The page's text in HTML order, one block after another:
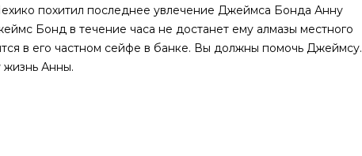
похитил последнее увлечение Джеймса Бонда Анну
Бонд в течение часа не достанет ему алмазы местного
в его частном сейфе в банке. Вы должны помочь Джеймсу.
жизнь Анны.